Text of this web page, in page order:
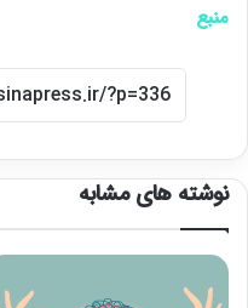
منبع
نوشته های مشابه